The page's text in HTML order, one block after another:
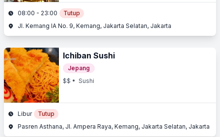
08:00 - 23:00
Tutup
Jl. Kemang IA No. 9, Kemang, Jakarta Selatan, Jakarta
Ichiban Sushi
Jepang
$$ • Sushi
Libur
Tutup
Pasren Asthana, Jl. Ampera Raya, Kemang, Jakarta Selatan, Jakarta